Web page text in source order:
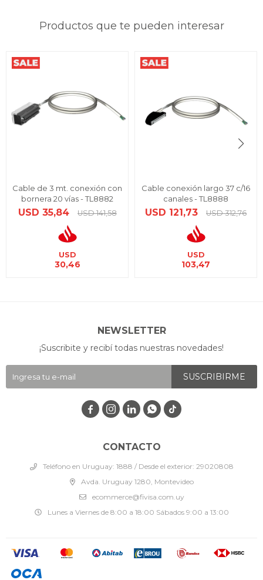
Productos que te pueden interesar
Cable de 3 mt. conexión con
bornera 20 vías - TL8882
USD 35,84 USD 141,58
USD
30,46
Cable conexión largo 37 c/16
canales - TL8888
USD 121,73 USD 312,76
USD
103,47
CONTACTO
Teléfono en Uruguay: 1888 / Desde el exterior: 29020808
Avda. Uruguay 1280, Montevideo
ecommerce@fivisa.com.uy
Lunes a Viernes de 8:00 a 18:00 Sábados 9:00 a 13:00
NEWSLETTER
¡Suscribite y recibí todas nuestras novedades!
SUSCRIBIRME
   